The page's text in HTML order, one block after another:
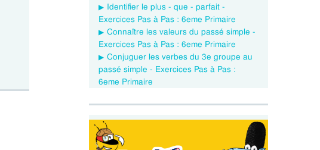
Identifier le plus - que - parfait -
Exercices Pas à Pas : 6eme Primaire
Connaître les valeurs du passé simple -
Exercices Pas à Pas : 6eme Primaire
Conjuguer les verbes du 3e groupe au
passé simple - Exercices Pas à Pas :
6eme Primaire